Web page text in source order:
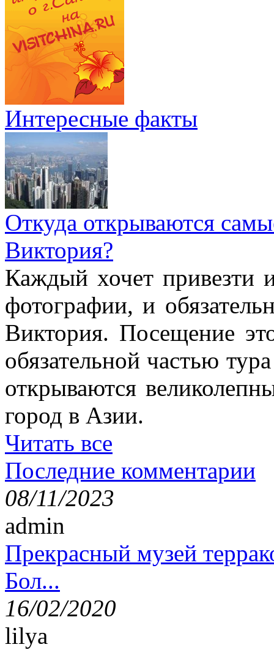
Интересные факты
Откуда открываются
Виктория?
Каждый хочет привезти
фотографии, и
Виктория. Посещение
обязательной частью
открываются
город в Азии.
Читать все
Последние комментарии
08/11/2023
admin
Прекрасный музей
Бол...
16/02/2020
lilya